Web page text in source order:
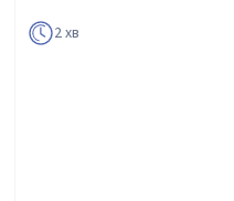
2 хв